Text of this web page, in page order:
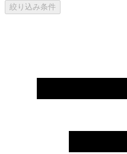
絞り込み条件